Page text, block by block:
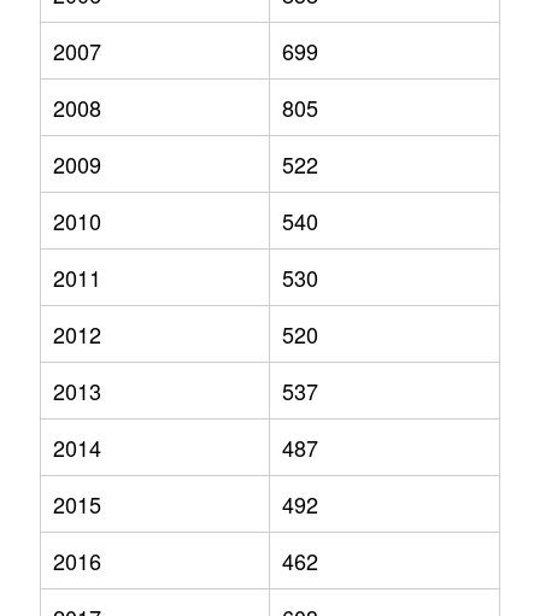
2007
699
2008
805
2009
522
2010
540
2011
530
2012
520
2013
537
2014
487
2015
492
2016
462